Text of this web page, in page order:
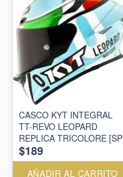
CASCO KYT INTEGRAL
TT-REVO LEOPARD
REPLICA TRICOLORE [SP
$189
AÑADIR AL CARRITO